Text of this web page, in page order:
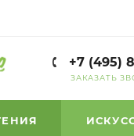
+7 (495)
ЗАКАЗАТЬ